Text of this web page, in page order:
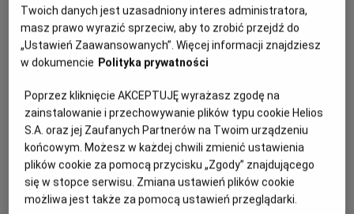
Bełchatów-
Helios
Białystok-
Helios Alfa
Białystok -
Helios Biała
Bielsko-Biała-
Helios
Bydgoszcz-
Helios
Dąbrowa Górnicza-
Helios
Gdańsk-
Helios Forum
Gdańsk-
Helios Metropolia
Gdynia-
Helios
Gniezno -
Helios
Twoich danych jest uzasadniony interes administratora,
masz prawo wyrazić sprzeciw, aby to zrobić przejdź do
„Ustawień Zaawansowanych”. Więcej informacji znajdziesz
w dokumencie Polityka prywatności
Poprzez kliknięcie AKCEPTUJĘ wyrażasz zgodę na
zainstalowanie i przechowywanie plików typu cookie Helios
S.A. oraz jej Zaufanych Partnerów na Twoim urządzeniu
końcowym. Możesz w każdej chwili zmienić ustawienia
plików cookie za pomocą przycisku „Zgody” znajdującego
się w stopce serwisu. Zmiana ustawień plików cookie
możliwa jest także za pomocą ustawień przeglądarki.